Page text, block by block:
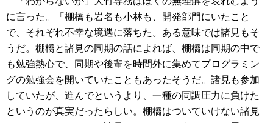
に言った。「棚橋も岩名も小林も、開発部門にいたこと
で、それぞれ不幸な境遇に落ちた。ある意味では諸見もそ
うだ。棚橋と諸見の同期の話によれば、棚橋は同期の中で
も勉強熱心で、同期や後輩を時間外に集めてプログラミン
グの勉強会を開いていたこともあったそうだ。諸見も参加
していたが、進んでというより、一種の同調圧力に負けた
というのが真実だったらしい。棚橋はついていけない諸見